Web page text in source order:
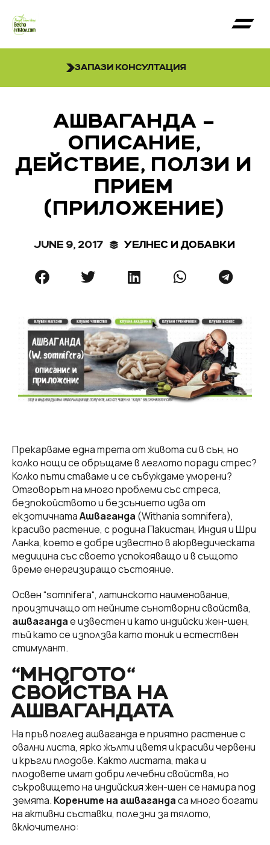
ЗАПАЗИ КОНСУЛТАЦИЯ
АШВАГАНДА –
ОПИСАНИЕ,
ДЕЙСТВИЕ, ПОЛЗИ И
ПРИЕМ
(ПРИЛОЖЕНИЕ)
JUNE 9, 2017 УЕЛНЕС И ДОБАВКИ
Прекарваме една трета от живота си в сън, но
колко нощи се обръщаме в леглото поради стрес?
Колко пъти ставаме и се събуждаме уморени?
Отговорът на много проблеми със стреса,
безпокойството и безсънието идва от
екзотичнатаАшваганда (Withania somnifera),
красиво растение, с родина Пакистан, Индия и Шри
Ланка, което е добре известно в аюрведическата
медицина със своето успокояващо и в същото
време енергизиращо състояние.
Освен “somnifera“, латинското наименование,
произтичащо от нейните сънотворни свойства,
ашвагандае известен и като индийски жен-шен,
тъй като се използва като тоник и естествен
стимулант.
“МНОГОТО“
СВОЙСТВА НА
АШВАГАНДАТА
На пръв поглед ашваганда е приятно растение с
овални листа, ярко жълти цветя и красиви червени
и кръгли плодове. Както листата, така и
плодовете имат добри лечебни свойства, но
съкровището на индийския жен-шен се намира под
земята. Корените на ашвагандаса много богати
на активни съставки, полезни за тялото,
включително: